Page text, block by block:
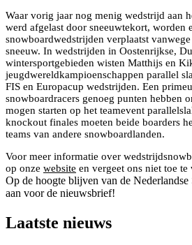
Waar vorig jaar nog menig wedstrijd aan
werd afgelast door sneeuwtekort, worden
snowboardwedstrijden verplaatst
sneeuw. In wedstrijden in Oostenrijkse,
wintersportgebieden wisten Matthijs en
jeugdwereldkampioenschappen parallel
FIS en Europacup wedstrijden. Een
snowboardracers genoeg punten hebben
mogen starten op het teamevent
knockout finales moeten beide boarders
teams van andere snowboardlanden.
Voor meer informatie over
op onze website en vergeet ons niet toe te
Op de hoogte blijven van de
aan voor de nieuwsbrief!
Laatste nieuws